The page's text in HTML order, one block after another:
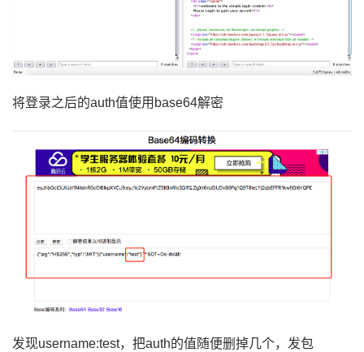
将登录之后的auth值使用base64解密
发现username:test，把auth的值随便删掉几个，发包